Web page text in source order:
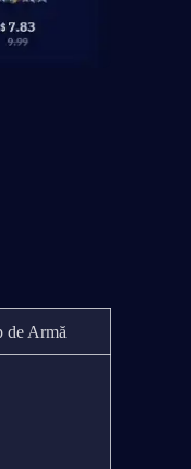
de Armă